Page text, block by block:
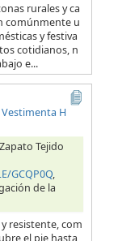
rurales y ca
comúnmente u
y festiva
cotidianos, n
e...
H
Tejido
GCQP0Q,
de la
resistente, com
el pie hasta